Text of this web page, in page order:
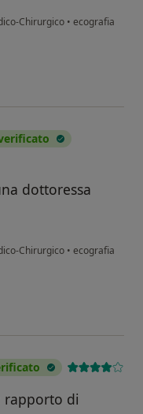
Chirurgico • ecografia
dottoressa
Chirurgico • ecografia
rapporto di